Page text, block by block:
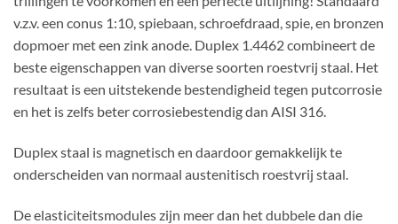
v.z.v. een conus 1:10, spiebaan, schroefdraad, spie, en bronzen
dopmoer met een zink anode. Duplex 1.4462 combineert de
beste eigenschappen van diverse soorten roestvrij staal. Het
resultaat is een uitstekende bestendigheid tegen putcorrosie
en het is zelfs beter corrosiebestendig dan AISI 316.
Duplex staal is magnetisch en daardoor gemakkelijk te
onderscheiden van normaal austenitisch roestvrij staal.
De elasticiteitsmodules zijn meer dan het dubbele dan die